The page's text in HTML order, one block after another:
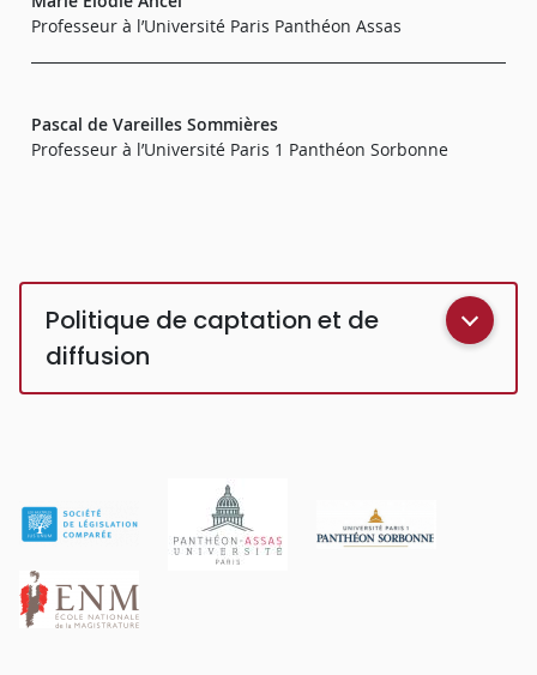
Professeur à l’Université Paris Panthéon Assas
Pascal de Vareilles Sommières
Professeur à l’Université Paris 1 Panthéon Sorbonne
Politique de captation et de
diffusion